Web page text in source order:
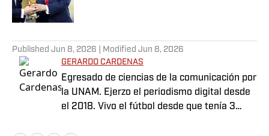
Published by on Invalid Date
Published Jun 8, 2026 | Modified Jun 8, 2026
GERARDO CARDENAS
Egresado de ciencias de la comunicación por
la UNAM. Ejerzo el periodismo digital desde
el 2018. Vivo el fútbol desde que tenía 3